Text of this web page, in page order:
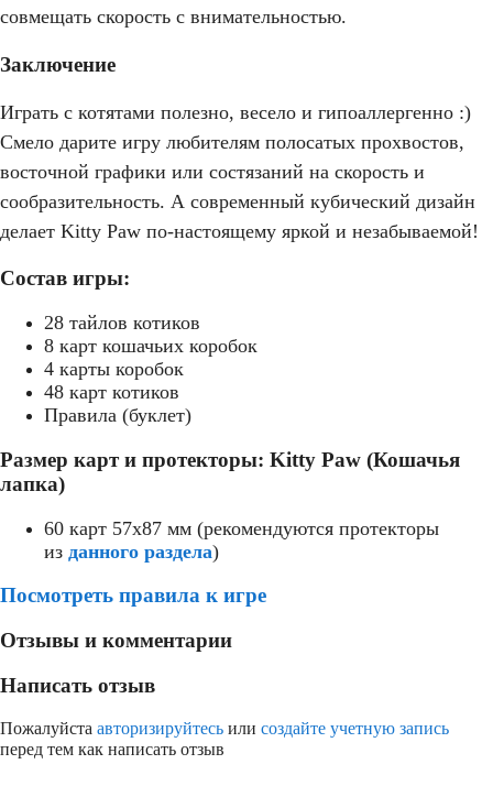
совмещать скорость с внимательностью.
Заключение
Играть с котятами полезно, весело и гипоаллергенно :)
Смело дарите игру любителям полосатых прохвостов,
восточной графики или состязаний на скорость и
сообразительность. А современный кубический дизайн
делает Kitty Paw по-настоящему яркой и незабываемой!
Состав игры:
28 тайлов котиков
8 карт кошачьих коробок
4 карты коробок
48 карт котиков
Правила (буклет)
Размер карт и протекторы: Kitty Paw (Кошачья
лапка)
60 карт 57x87 мм (рекомендуются протекторы
из данного раздела)
Посмотреть правила к игре
Отзывы и комментарии
Написать отзыв
Пожалуйста авторизируйтесь или создайте учетную запись
перед тем как написать отзыв